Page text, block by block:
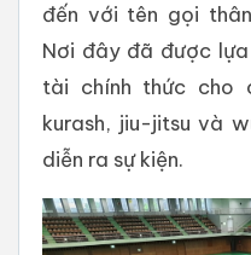
đến với tên gọi
Nơi đây đã được
tài chính thức cho
kurash, jiu-jitsu và
diễn ra sự kiện.